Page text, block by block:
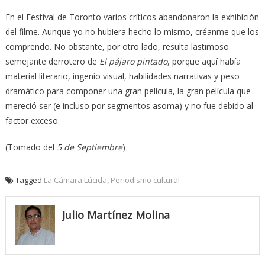
En el Festival de Toronto varios críticos abandonaron la exhibición
del filme. Aunque yo no hubiera hecho lo mismo, créanme que los
comprendo. No obstante, por otro lado, resulta lastimoso
semejante derrotero de El pájaro pintado, porque aquí había
material literario, ingenio visual, habilidades narrativas y peso
dramático para componer una gran película, la gran película que
mereció ser (e incluso por segmentos asoma) y no fue debido al
factor exceso.
(Tomado del 5 de Septiembre)
Tagged La Cámara Lúcida Periodismo cultural
Julio Martínez Molina